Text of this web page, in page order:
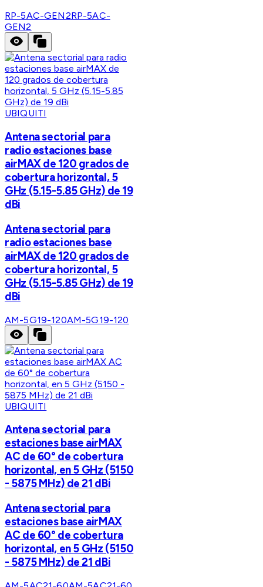
RP-5AC-GEN2RP-5AC-
GEN2
UBIQUITI
Antena sectorial para
radio estaciones base
airMAX de 120 grados de
cobertura horizontal, 5
GHz (5.15-5.85 GHz) de 19
dBi
Antena sectorial para
radio estaciones base
airMAX de 120 grados de
cobertura horizontal, 5
GHz (5.15-5.85 GHz) de 19
dBi
AM-5G19-120AM-5G19-120
UBIQUITI
Antena sectorial para
estaciones base airMAX
AC de 60° de cobertura
horizontal, en 5 GHz (5150
- 5875 MHz) de 21 dBi
Antena sectorial para
estaciones base airMAX
AC de 60° de cobertura
horizontal, en 5 GHz (5150
- 5875 MHz) de 21 dBi